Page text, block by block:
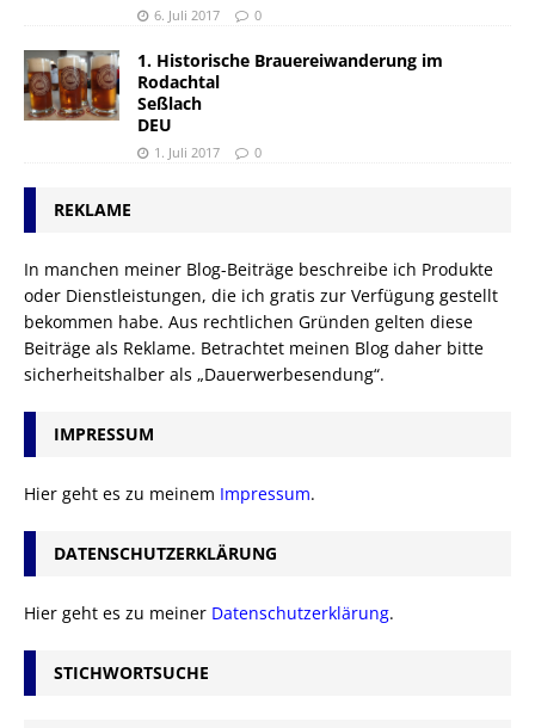
6. Juli 2017 0
1. Historische Brauereiwanderung im
Rodachtal
Seßlach
DEU
1. Juli 2017 0
REKLAME
In manchen meiner Blog-Beiträge beschreibe ich Produkte
oder Dienstleistungen, die ich gratis zur Verfügung gestellt
bekommen habe. Aus rechtlichen Gründen gelten diese
Beiträge als Reklame. Betrachtet meinen Blog daher bitte
sicherheitshalber als „Dauerwerbesendung“.
IMPRESSUM
Hier geht es zu meinem Impressum.
DATENSCHUTZERKLÄRUNG
Hier geht es zu meiner Datenschutzerklärung.
STICHWORTSUCHE